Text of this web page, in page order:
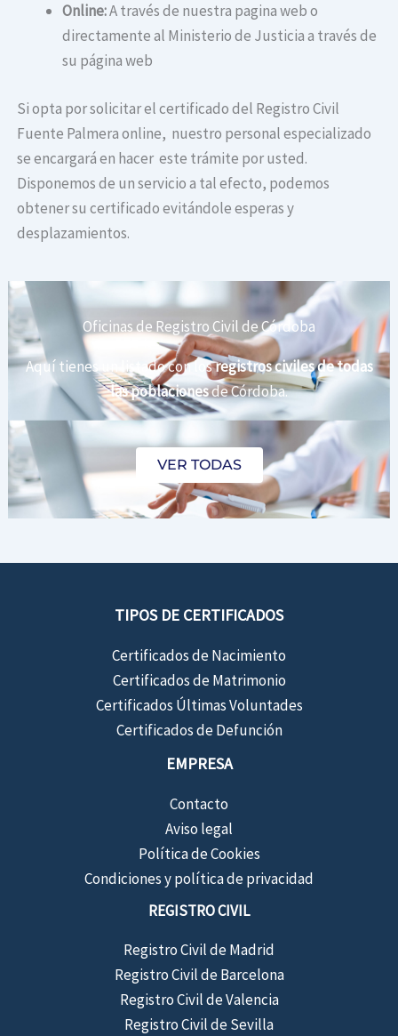
Online:A través de nuestra pagina web o
directamente al Ministerio de Justicia a través de
su página web
Si opta por solicitar el certificado del Registro Civil
Fuente Palmera online, nuestro personal especializado
se encargará en hacer este trámite por usted.
Disponemos de un servicio a tal efecto, podemos
obtener su certificado evitándole esperas y
desplazamientos.
Oficinas de Registro Civil de Córdoba
Aquí tienes un listado con losregistros civiles de todas
las poblacionesde Córdoba.
VER TODAS
TIPOS DE CERTIFICADOS
Certificados de Nacimiento
Certificados de Matrimonio
Certificados Últimas Voluntades
Certificados de Defunción
EMPRESA
Contacto
Aviso legal
Política de Cookies
Condiciones y política de privacidad
REGISTRO CIVIL
Registro Civil de Madrid
Registro Civil de Barcelona
Registro Civil de Valencia
Registro Civil de Sevilla